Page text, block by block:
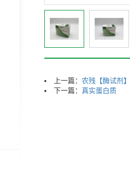
上一篇： 农残【酶试剂】
下一篇： 真实蛋白质